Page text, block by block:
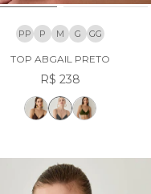
PP P M G GG
TOP ABGAIL PRETO
R$ 238